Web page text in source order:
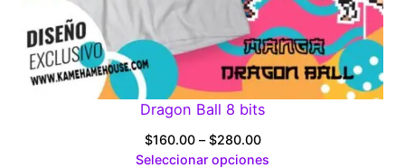
Dragon Ball 8 bits
$160.00 – $280.00Price
range:
Seleccionar opciones